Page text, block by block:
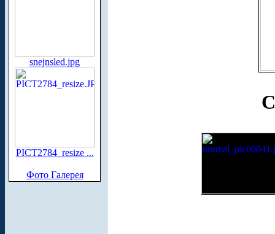
snejnsled.jpg
PICT2784_resize ...
Фото Галерея